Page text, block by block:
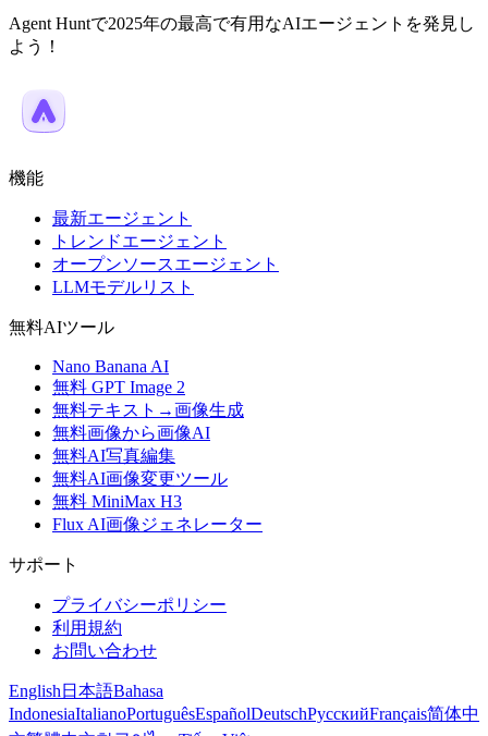
Agent Huntで2025年の最高で有用なAIエージェントを発見し
よう！
機能
最新エージェント
トレンドエージェント
オープンソースエージェント
LLMモデルリスト
無料AIツール
Nano Banana AI
無料 GPT Image 2
無料テキスト→画像生成
無料画像から画像AI
無料AI写真編集
無料AI画像変更ツール
無料 MiniMax H3
Flux AI画像ジェネレーター
サポート
プライバシーポリシー
利用規約
お問い合わせ
English 日本語Bahasa
IndonesiaItalianoPortuguêsEspañolDeutschРусскийFrançais简体中